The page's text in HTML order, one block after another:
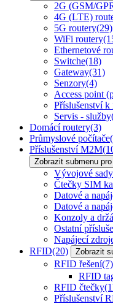
2G (GSM/
4G (LTE)
5G routery(29)
WiFi routery
Ethernetové
Switche(18)
Gateway(31)
Senzory(4)
Access point
Příslušenství k
Servis - služby
Domácí routery(3)
Průmyslové počítače
Příslušenství M2M
Zobrazit submenu
Vývojové sady
Čtečky SIM
Datové a
Datové a
Konzoly a
Ostatní
Napájecí
RFID(20) Zobrazit
RFID řešení(7)
RFID
RFID čtečky
Příslušenství